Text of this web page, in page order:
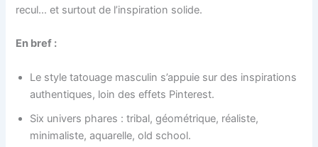
recul… et surtout de l’inspiration solide.
En bref :
Le style tatouage masculin s’appuie sur des inspirations
authentiques, loin des effets Pinterest.
Six univers phares : tribal, géométrique, réaliste,
minimaliste, aquarelle, old school.